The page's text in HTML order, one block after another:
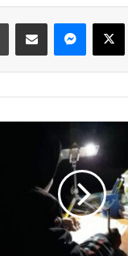
فيسبوك